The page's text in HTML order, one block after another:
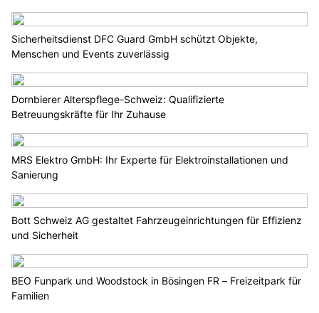
Sicherheitsdienst DFC Guard GmbH schützt Objekte,
Menschen und Events zuverlässig
Dornbierer Alterspflege-Schweiz: Qualifizierte
Betreuungskräfte für Ihr Zuhause
MRS Elektro GmbH: Ihr Experte für Elektroinstallationen und
Sanierung
Bott Schweiz AG gestaltet Fahrzeugeinrichtungen für Effizienz
und Sicherheit
BEO Funpark und Woodstock in Bösingen FR – Freizeitpark für
Familien